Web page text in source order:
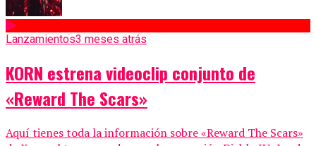
Lanzamientos3 meses atrás
KORN estrena videoclip conjunto de
«Reward The Scars»
Aquí tienes toda la información sobre «Reward The Scars»